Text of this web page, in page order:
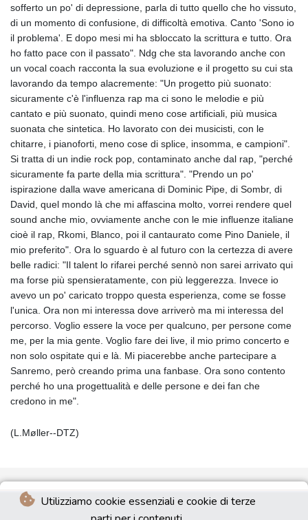
Utilizziamo cookie essenziali e cookie di terze
sofferto un po' di depressione, parla di tutto quello che ho vissuto,
di un momento di confusione, di difficoltà emotiva. Canto 'Sono io
il problema'. E dopo mesi mi ha sbloccato la scrittura e tutto. Ora
ho fatto pace con il passato". Ndg che sta lavorando anche con
un vocal coach racconta la sua evoluzione e il progetto su cui sta
lavorando da tempo alacremente: "Un progetto più suonato:
sicuramente c'è l'influenza rap ma ci sono le melodie e più
cantato e più suonato, quindi meno cose artificiali, più musica
suonata che sintetica. Ho lavorato con dei musicisti, con le
chitarre, i pianoforti, meno cose di splice, insomma, e campioni".
Si tratta di un indie rock pop, contaminato anche dal rap, "perché
sicuramente fa parte della mia scrittura". "Prendo un po'
ispirazione dalla wave americana di Dominic Pipe, di Sombr, di
David, quel mondo là che mi affascina molto, vorrei rendere quel
sound anche mio, ovviamente anche con le mie influenze italiane
cioè il rap, Rkomi, Blanco, poi il cantaurato come Pino Daniele, il
mio preferito". Ora lo sguardo è al futuro con la certezza di avere
belle radici: "Il talent lo rifarei perché sennò non sarei arrivato qui
ma forse più spensieratamente, con più leggerezza. Invece io
avevo un po' caricato troppo questa esperienza, come se fosse
l'unica. Ora non mi interessa dove arriverò ma mi interessa del
percorso. Voglio essere la voce per qualcuno, per persone come
me, per la mia gente. Voglio fare dei live, il mio primo concerto e
non solo ospitate qui e là. Mi piacerebbe anche partecipare a
Sanremo, però creando prima una fanbase. Ora sono contento
perché ho una progettualità e delle persone e dei fan che
credono in me".
(L.Møller--DTZ)